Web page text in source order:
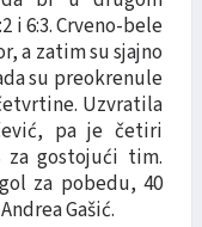
i 6:3. Crveno-bele
a zatim su sjajno
su preokrenule
Uzvratila
pa je četiri
za gostojući tim.
za pobedu, 40
Gašić.